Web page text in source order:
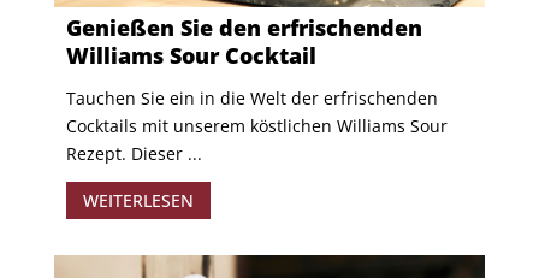
Genießen Sie den erfrischenden
Williams Sour Cocktail
Tauchen Sie ein in die Welt der erfrischenden
Cocktails mit unserem köstlichen Williams Sour
Rezept. Dieser ...
WEITERLESEN